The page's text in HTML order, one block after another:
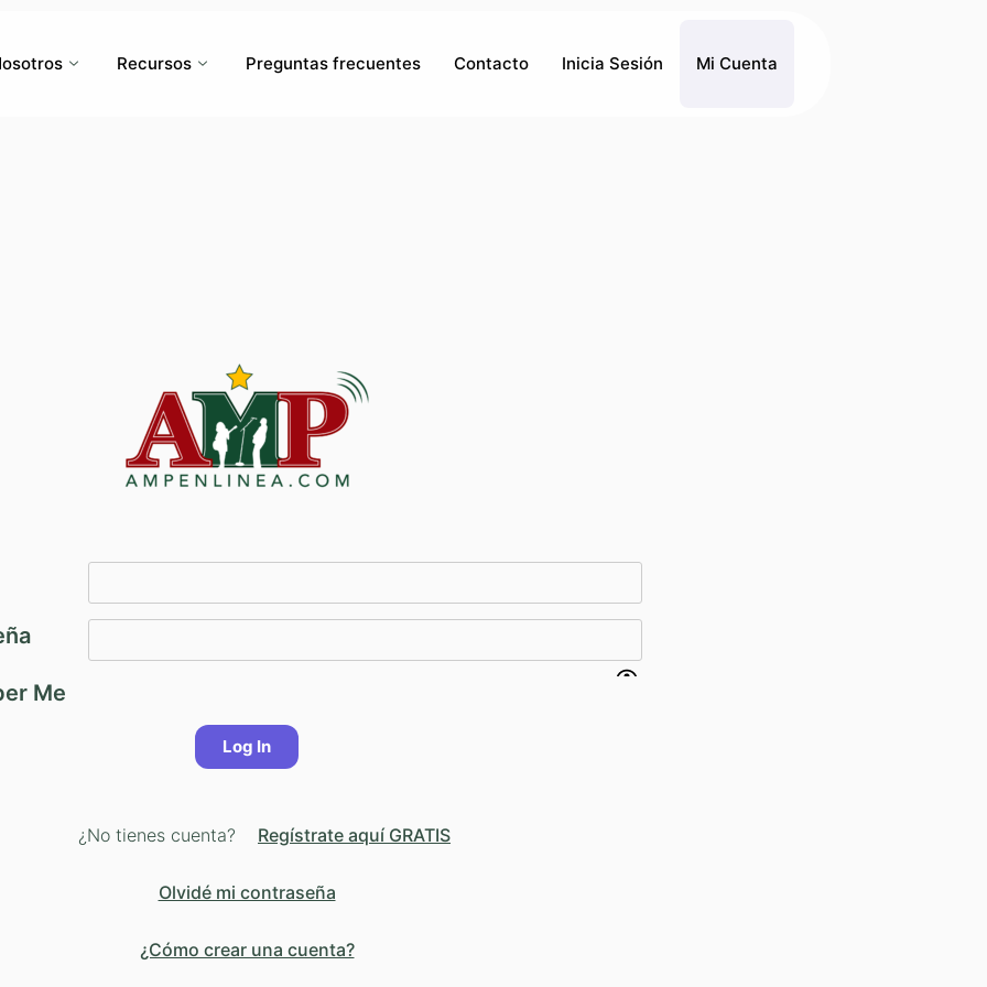
Recursos Preguntas frecuentes Contacto Inicia Sesión Mi Cuenta
Me
¿No tienes cuenta? Regístrate aquí GRATIS
Olvidé mi contraseña
¿Cómo crear una cuenta?